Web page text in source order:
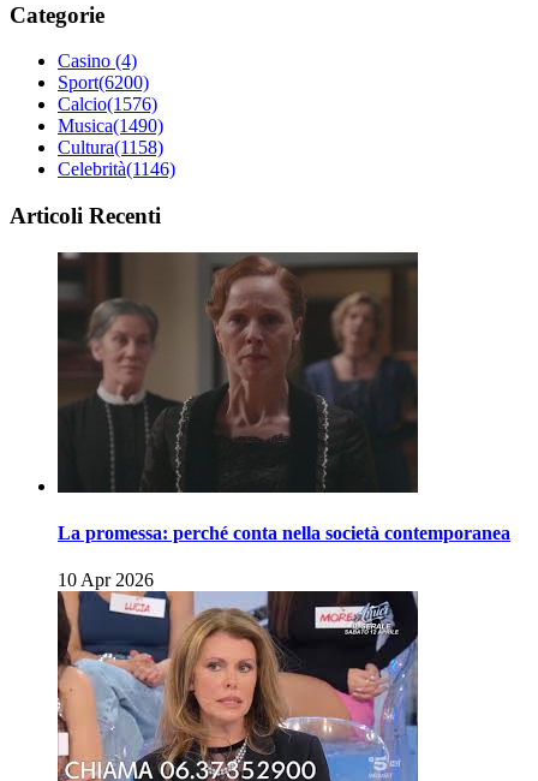
Categorie
Casino (4)
Sport(6200)
Calcio(1576)
Musica(1490)
Cultura(1158)
Celebrità(1146)
Articoli Recenti
La promessa: perché conta nella società contemporanea
10 Apr 2026